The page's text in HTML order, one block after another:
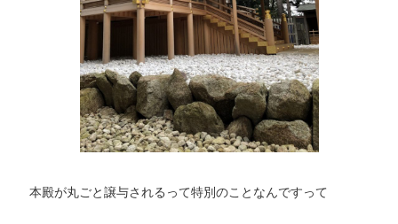
本殿が丸ごと譲与されるって特別のことなんですって